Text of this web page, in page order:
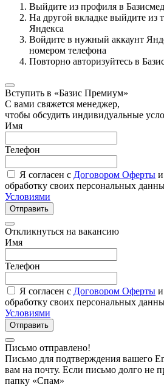
Выйдите из профиля в
На другой вкладке выйдите из
Яндекса
Войдите в нужный аккаунт
номером телефона
Повторно авторизуйтесь в
Вступить в «Базис Премиум»
С вами свяжется менеджер,
чтобы обсудить индивидуальные
Имя
Телефон
Я согласен с Договором Оферты
обработку своих персональных
Условиями
Отправить
Откликнуться на вакансию
Имя
Телефон
Я согласен с Договором Оферты
обработку своих персональных
Условиями
Отправить
Письмо отправлено!
Письмо для подтверждения вашего
вам на почту. Если письмо долго не
папку «Спам»